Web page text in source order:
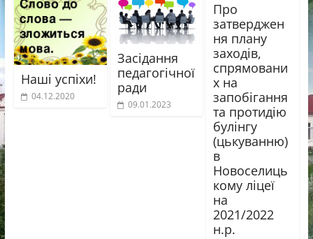
Наші успіхи!
04.12.2020
Засідання
педагогічної
ради
09.01.2023
Про
затверджен
ня плану
заходів,
спрямовани
х на
запобігання
та протидію
булінгу
(цькуванню)
в
Новоселиць
кому ліцеї
на
2021/2022
н.р.